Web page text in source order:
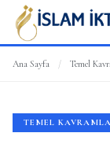
Ana Sayfa / Temel
TEMEL